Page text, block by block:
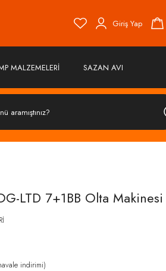
Giriş Yap
MALZEMELERİ SAZAN AVI
ÜRÜN
LTD 7+1BB Olta Makinesi
indirimi)